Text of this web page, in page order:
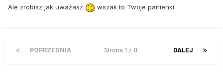
Ale zrobisz jak uważasz wszak to Twoje panienki
POPRZEDNIA DALEJ
Strona 1 z 8